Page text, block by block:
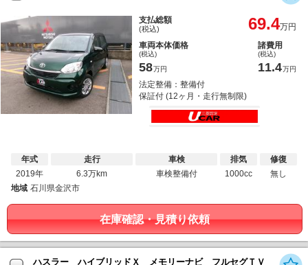
支払総額
(税込) 69.4万円
車両本体価格
(税込)
58万円
諸費用
(税込)
11.4万円
法定整備：整備付
保証付 (12ヶ月・走行無制限)
年式
2019年
走行
6.3万km
車検
車検整備付
排気
1000cc
修復
無し
地域 石川県金沢市
在庫確認・見積り依頼
ハスラー ハイブリッドＸ メモリーナビ フルセグＴＶ